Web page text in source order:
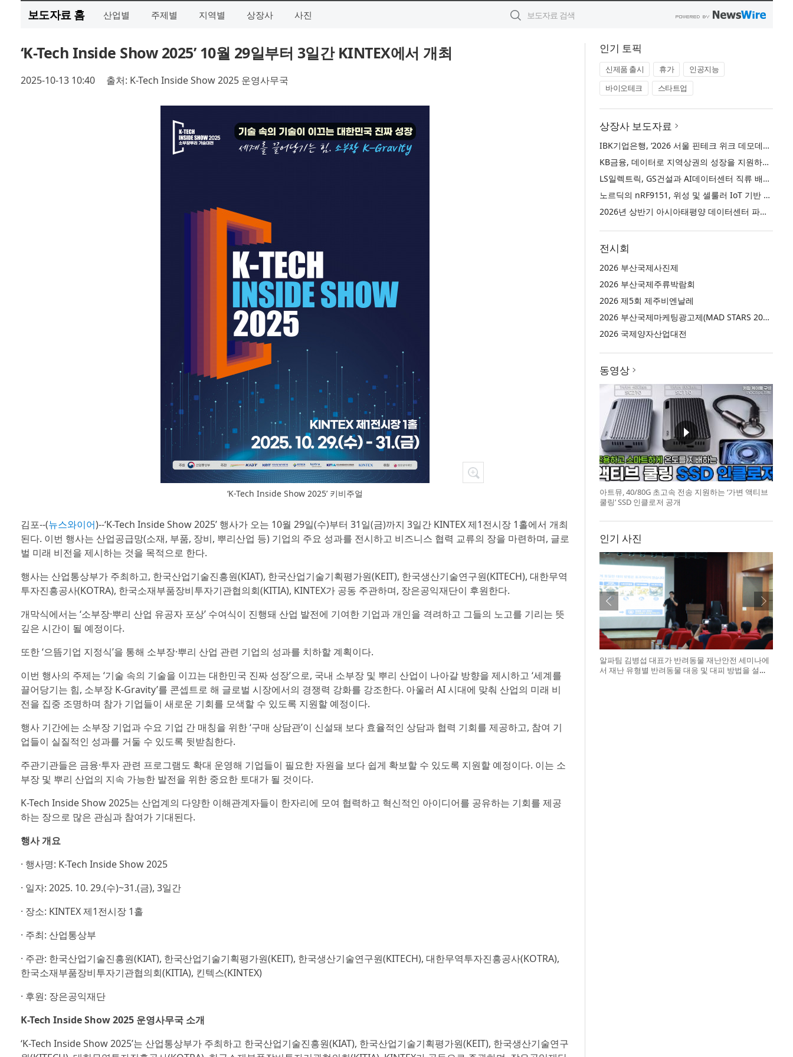
보도자료 홈 산업별 주제별 지역별 상장사 사진
‘K-Tech Inside Show 2025’ 10월 29일부터 3일간 KINTEX에서 개최
2025-10-13 10:40 출처: K-Tech Inside Show 2025 운영사무국
‘K-Tech Inside Show 2025’ 키비주얼
김포--(뉴스와이어)--‘K-Tech Inside Show 2025’ 행사가 오는 10월 29일(수)부터 31일(금)까지 3일간 KINTEX 제1전시장 1홀에서 개최
된다. 이번 행사는 산업공급망(소재, 부품, 장비, 뿌리산업 등) 기업의 주요 성과를 전시하고 비즈니스 협력 교류의 장을 마련하며, 글로
벌 미래 비전을 제시하는 것을 목적으로 한다.
행사는 산업통상부가 주최하고, 한국산업기술진흥원(KIAT), 한국산업기술기획평가원(KEIT), 한국생산기술연구원(KITECH), 대한무역
투자진흥공사(KOTRA), 한국소재부품장비투자기관협의회(KITIA), KINTEX가 공동 주관하며, 장은공익재단이 후원한다.
개막식에서는 ‘소부장·뿌리 산업 유공자 포상’ 수여식이 진행돼 산업 발전에 기여한 기업과 개인을 격려하고 그들의 노고를 기리는 뜻
깊은 시간이 될 예정이다.
또한 ‘으뜸기업 지정식’을 통해 소부장·뿌리 산업 관련 기업의 성과를 치하할 계획이다.
이번 행사의 주제는 ‘기술 속의 기술을 이끄는 대한민국 진짜 성장’으로, 국내 소부장 및 뿌리 산업이 나아갈 방향을 제시하고 ‘세계를
끌어당기는 힘, 소부장 K-Gravity’를 콘셉트로 해 글로벌 시장에서의 경쟁력 강화를 강조한다. 아울러 AI 시대에 맞춰 산업의 미래 비
전을 집중 조명하며 참가 기업들이 새로운 기회를 모색할 수 있도록 지원할 예정이다.
행사 기간에는 소부장 기업과 수요 기업 간 매칭을 위한 ‘구매 상담관’이 신설돼 보다 효율적인 상담과 협력 기회를 제공하고, 참여 기
업들이 실질적인 성과를 거둘 수 있도록 뒷받침한다.
주관기관들은 금융·투자 관련 프로그램도 확대 운영해 기업들이 필요한 자원을 보다 쉽게 확보할 수 있도록 지원할 예정이다. 이는 소
부장 및 뿌리 산업의 지속 가능한 발전을 위한 중요한 토대가 될 것이다.
K-Tech Inside Show 2025는 산업계의 다양한 이해관계자들이 한자리에 모여 협력하고 혁신적인 아이디어를 공유하는 기회를 제공
하는 장으로 많은 관심과 참여가 기대된다.
행사 개요
· 행사명: K-Tech Inside Show 2025
· 일자: 2025. 10. 29.(수)~31.(금), 3일간
· 장소: KINTEX 제1전시장 1홀
· 주최: 산업통상부
· 주관: 한국산업기술진흥원(KIAT), 한국산업기술기획평가원(KEIT), 한국생산기술연구원(KITECH), 대한무역투자진흥공사(KOTRA),
한국소재부품장비투자기관협의회(KITIA), 킨텍스(KINTEX)
· 후원: 장은공익재단
K-Tech Inside Show 2025 운영사무국 소개
‘K-Tech Inside Show 2025’는 산업통상부가 주최하고 한국산업기술진흥원(KIAT), 한국산업기술기획평가원(KEIT), 한국생산기술연구
인기 토픽
신제품 출시 휴가
인공지능
바이오테크
스타트업
상장사 보도자료
IBK기업은행, ‘2026 서울 핀테크 위크 데모데이 with IBK기업은행’ 참가기업 모집
KB금융, 데이터로 지역상권의 성장을 지원하는 ‘2026 KB상권활성화 인사이트’ 발간
LS일렉트릭, GS건설과 AI데이터센터 직류 배전 사업 협력
노르딕의 nRF9151, 위성 및 셀룰러 IoT 기반 새로운 차원의 커넥티드 기기 개발 지원
2026년 상반기 아시아태평양 데이터센터 파이프라인 26.5GW로 사상 최대 기록… 한국 수도권 데이터센터 시장도 임차·개발 수요 동반 확대
전시회
2026 부산국제사진제
2026 부산국제주류박람회
2026 제5회 제주비엔날레
2026 부산국제마케팅광고제(MAD STARS 2026)
2026 국제양자산업대전
동영상
아트뮤, 40/80G 초고속 전송 지원하는 ‘가변 액티브
쿨링’ SSD 인클로저 공개
인기 사진
알파팀 김병섭 대표가 반려동물 재난안전 세미나에
서 재난 유형별 반려동물 대응 및 대피 방법을 설명